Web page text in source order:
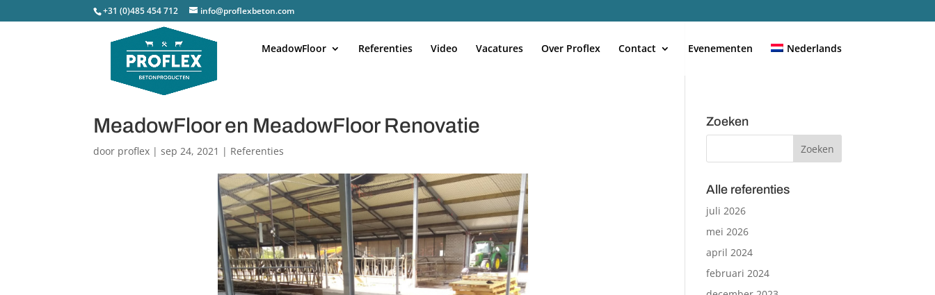
+31 (0)485 454 712 info@proflexbeton.com
MeadowFloor Referenties Video Vacatures Over Proflex Contact Evenementen Nederlands
MeadowFloor en MeadowFloor Renovatie
door proflex |sep 24, 2021 | Referenties
Zoeken
Alle referenties
juli 2026
mei 2026
april 2024
februari 2024